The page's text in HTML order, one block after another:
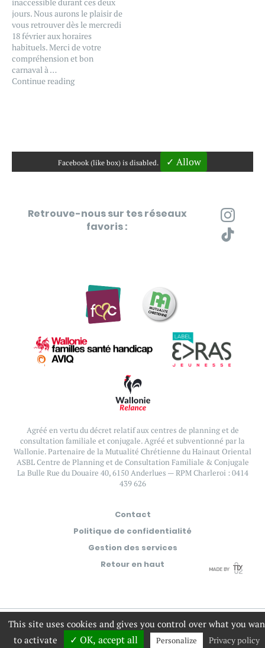
Accueil Pourquoi ? Nos Centres Services
jours. Nous aurons le plaisir de
vous retrouver dès le mercredi
18 février aux horaires
habituels. Merci de votre
compréhension et bon
carnaval à …
Continue reading
Facebook (like box) is disabled. ✓ Allow
Retrouve-nous sur tes réseaux
favoris :
Agréé en vertu du décret relatif aux centres de planning et de
consultation familiale et conjugale.Agréé et subventionné par la
Wallonie. Partenaire de la Mutualité Chrétienne du Hainaut Oriental
ASBL Centre de Planning et de Consultation Familiale & Conjugale
La Bulle Rue du Douaire 40, 6150 Anderlues — RPM Charleroi : 0414
439 626
Contact
Politique de confidentialité
Gestion des services
Retour en haut
This site uses cookies and gives you control over what you
to activate
✓ OK, accept all Personalize Privacy policy